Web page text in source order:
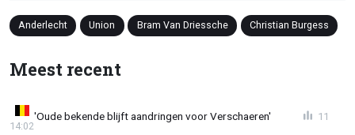
Anderlecht Union Bram Van Driessche Christian Burgess
Meest recent
'Oude bekende blijft aandringen voor Verschaeren'
14:02
11